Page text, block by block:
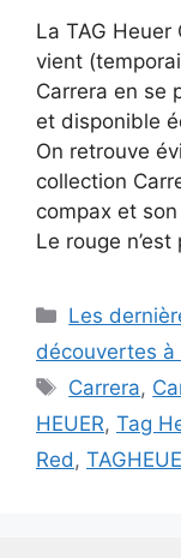
La TAG Heuer
vient
Carrera en se
et disponible
On retrouve
collection
compax et
Le rouge
Catégories
Les
découvertes
Étiquettes
Carrera,
HEUER, Tag
Red ,